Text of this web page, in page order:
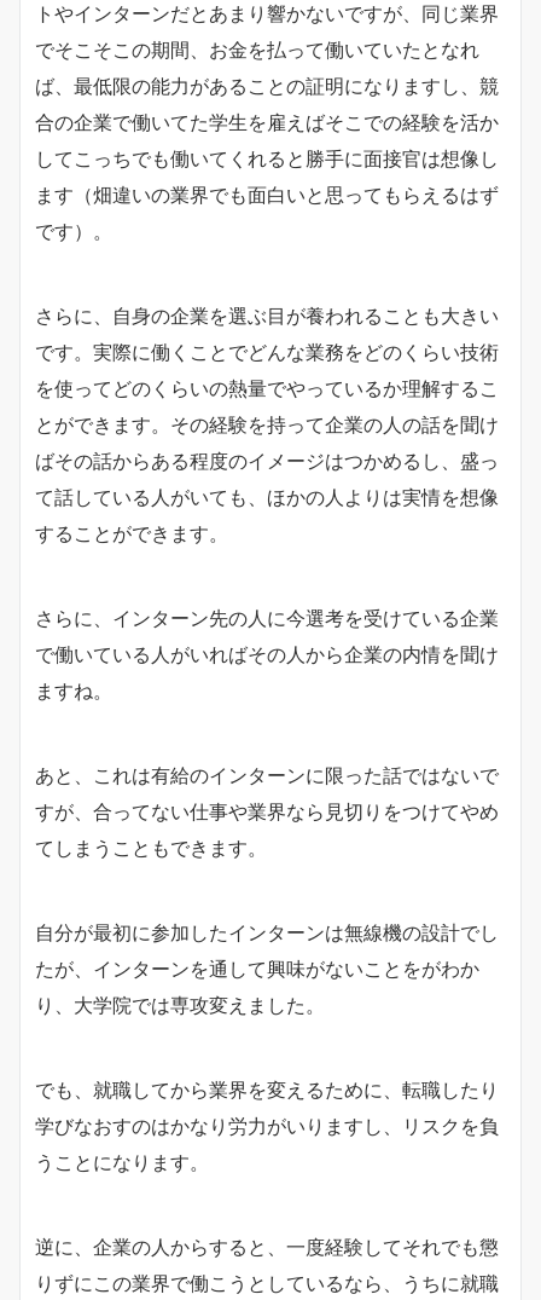
トやインターンだとあまり響かないですが、同じ業界
でそこそこの期間、お金を払って働いていたとなれ
ば、最低限の能力があることの証明になりますし、競
合の企業で働いてた学生を雇えばそこでの経験を活か
してこっちでも働いてくれると勝手に面接官は想像し
ます（畑違いの業界でも面白いと思ってもらえるはず
です）。
さらに、自身の企業を選ぶ目が養われることも大きい
です。実際に働くことでどんな業務をどのくらい技術
を使ってどのくらいの熱量でやっているか理解するこ
とができます。その経験を持って企業の人の話を聞け
ばその話からある程度のイメージはつかめるし、盛っ
て話している人がいても、ほかの人よりは実情を想像
することができます。
さらに、インターン先の人に今選考を受けている企業
で働いている人がいればその人から企業の内情を聞け
ますね。
あと、これは有給のインターンに限った話ではないで
すが、合ってない仕事や業界なら見切りをつけてやめ
てしまうこともできます。
自分が最初に参加したインターンは無線機の設計でし
たが、インターンを通して興味がないことをがわか
り、大学院では専攻変えました。
でも、就職してから業界を変えるために、転職したり
学びなおすのはかなり労力がいりますし、リスクを負
うことになります。
逆に、企業の人からすると、一度経験してそれでも懲
りずにこの業界で働こうとしているなら、うちに就職